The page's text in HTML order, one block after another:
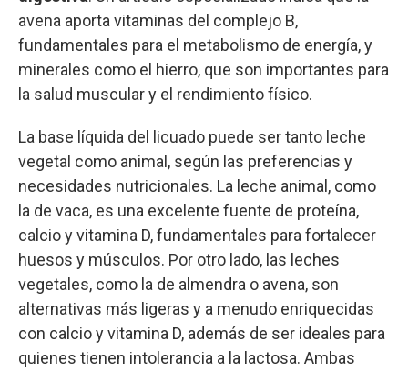
avena aporta vitaminas del complejo B,
fundamentales para el metabolismo de energía, y
minerales como el hierro, que son importantes para
la salud muscular y el rendimiento físico.
La base líquida del licuado puede ser tanto leche
vegetal como animal, según las preferencias y
necesidades nutricionales. La leche animal, como
la de vaca, es una excelente fuente de proteína,
calcio y vitamina D, fundamentales para fortalecer
huesos y músculos. Por otro lado, las leches
vegetales, como la de almendra o avena, son
alternativas más ligeras y a menudo enriquecidas
con calcio y vitamina D, además de ser ideales para
quienes tienen intolerancia a la lactosa. Ambas